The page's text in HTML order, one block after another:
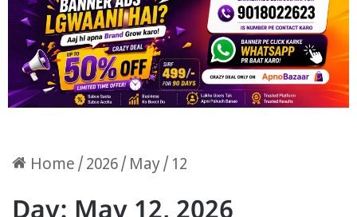
Home / 2026/ May/ 12